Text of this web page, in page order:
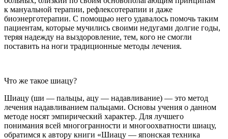
к мануальной терапии, рефлексотерапии и даже
биоэнерготерапии. С помощью него удавалось помочь таким
пациентам, которые мучились своими недугами долгие годы,
теряя надежду на выздоровление, тем, кого не смогли
поставить на ноги традиционные методы лечения.
Что же такое шиацу?
Шиацу (ши — пальцы, ацу — надавливание) — это метод
лечения надавливанием пальцами. Основы учения о данном
методе носят эмпирический характер. Для лучшего
понимания всей многогранности и многоохватности шиацу,
обратимся к автору книги «Шиацу — японская техника